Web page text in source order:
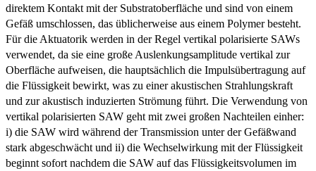
direktem Kontakt mit der Substratoberfläche und sind von einem
Gefäß umschlossen, das üblicherweise aus einem Polymer besteht.
Für die Aktuatorik werden in der Regel vertikal polarisierte SAWs
verwendet, da sie eine große Auslenkungsamplitude vertikal zur
Oberfläche aufweisen, die hauptsächlich die Impulsübertragung auf
die Flüssigkeit bewirkt, was zu einer akustischen Strahlungskraft
und zur akustisch induzierten Strömung führt. Die Verwendung von
vertikal polarisierten SAW geht mit zwei großen Nachteilen einher:
i) die SAW wird während der Transmission unter der Gefäßwand
stark abgeschwächt und ii) die Wechselwirkung mit der Flüssigkeit
beginnt sofort nachdem die SAW auf das Flüssigkeitsvolumen im